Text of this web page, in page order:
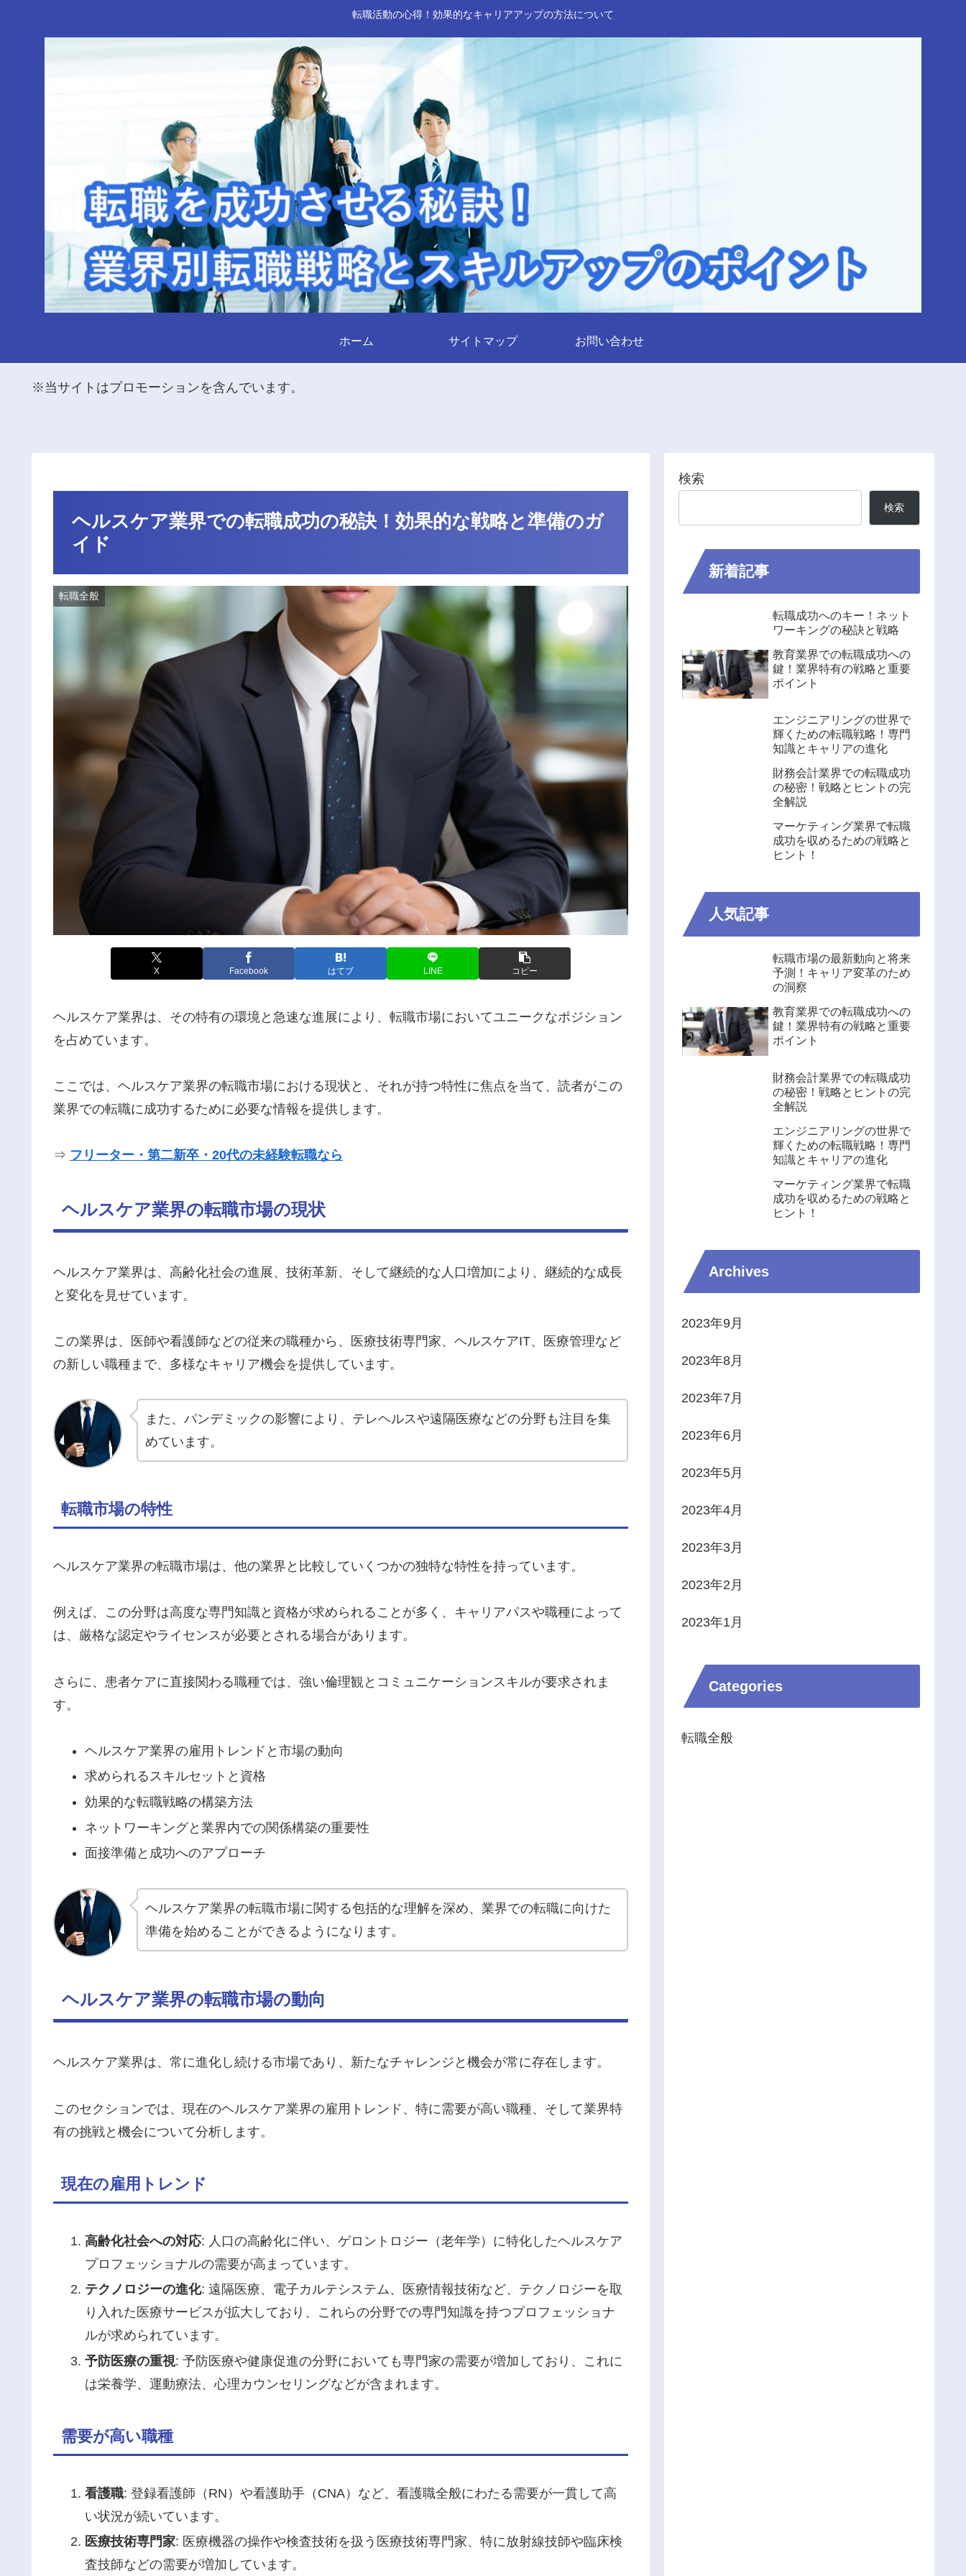
転職活動の心得！効果的なキャリアアップの方法について
ホーム サイトマップ お問い合わせ
※当サイトはプロモーションを含んでいます。
ヘルスケア業界での転職成功の秘訣！効果的な戦略と準備のガ
イド
転職全般
X Facebook はてブ LINE コピー
ヘルスケア業界は、その特有の環境と急速な進展により、転職市場においてユニークなポジション
を占めています。
ここでは、ヘルスケア業界の転職市場における現状と、それが持つ特性に焦点を当て、読者がこの
業界での転職に成功するために必要な情報を提供します。
⇒ フリーター・第二新卒・20代の未経験転職なら
ヘルスケア業界の転職市場の現状
ヘルスケア業界は、高齢化社会の進展、技術革新、そして継続的な人口増加により、継続的な成長
と変化を見せています。
この業界は、医師や看護師などの従来の職種から、医療技術専門家、ヘルスケアIT、医療管理など
の新しい職種まで、多様なキャリア機会を提供しています。
また、パンデミックの影響により、テレヘルスや遠隔医療などの分野も注目を集
めています。
転職市場の特性
ヘルスケア業界の転職市場は、他の業界と比較していくつかの独特な特性を持っています。
例えば、この分野は高度な専門知識と資格が求められることが多く、キャリアパスや職種によって
は、厳格な認定やライセンスが必要とされる場合があります。
さらに、患者ケアに直接関わる職種では、強い倫理観とコミュニケーションスキルが要求されま
す。
ヘルスケア業界の雇用トレンドと市場の動向
求められるスキルセットと資格
効果的な転職戦略の構築方法
ネットワーキングと業界内での関係構築の重要性
面接準備と成功へのアプローチ
ヘルスケア業界の転職市場に関する包括的な理解を深め、業界での転職に向けた
準備を始めることができるようになります。
ヘルスケア業界の転職市場の動向
ヘルスケア業界は、常に進化し続ける市場であり、新たなチャレンジと機会が常に存在します。
このセクションでは、現在のヘルスケア業界の雇用トレンド、特に需要が高い職種、そして業界特
有の挑戦と機会について分析します。
現在の雇用トレンド
高齢化社会への対応: 人口の高齢化に伴い、ゲロントロジー（老年学）に特化したヘルスケア
プロフェッショナルの需要が高まっています。
テクノロジーの進化: 遠隔医療、電子カルテシステム、医療情報技術など、テクノロジーを取
り入れた医療サービスが拡大しており、これらの分野での専門知識を持つプロフェッショナ
ルが求められています。
予防医療の重視: 予防医療や健康促進の分野においても専門家の需要が増加しており、これに
は栄養学、運動療法、心理カウンセリングなどが含まれます。
需要が高い職種
看護職: 登録看護師（RN）や看護助手（CNA）など、看護職全般にわたる需要が一貫して高
い状況が続いています。
医療技術専門家: 医療機器の操作や検査技術を扱う医療技術専門家、特に放射線技師や臨床検
査技師などの需要が増加しています。
検索
検索
新着記事
転職成功へのキー！ネット
ワーキングの秘訣と戦略
教育業界での転職成功への
鍵！業界特有の戦略と重要
ポイント
エンジニアリングの世界で
輝くための転職戦略！専門
知識とキャリアの進化
財務会計業界での転職成功
の秘密！戦略とヒントの完
全解説
マーケティング業界で転職
成功を収めるための戦略と
ヒント！
人気記事
転職市場の最新動向と将来
予測！キャリア変革のため
の洞察
教育業界での転職成功への
鍵！業界特有の戦略と重要
ポイント
財務会計業界での転職成功
の秘密！戦略とヒントの完
全解説
エンジニアリングの世界で
輝くための転職戦略！専門
知識とキャリアの進化
マーケティング業界で転職
成功を収めるための戦略と
ヒント！
Archives
2023年9月
2023年8月
2023年7月
2023年6月
2023年5月
2023年4月
2023年3月
2023年2月
2023年1月
Categories
転職全般